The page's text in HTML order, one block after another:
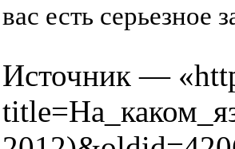
вас есть серьезное
Источник — «